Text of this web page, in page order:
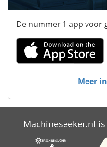
De nummer 1 app voor
Meer
Machineseeker.nl